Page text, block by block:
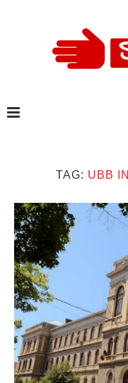
TAG: UBB